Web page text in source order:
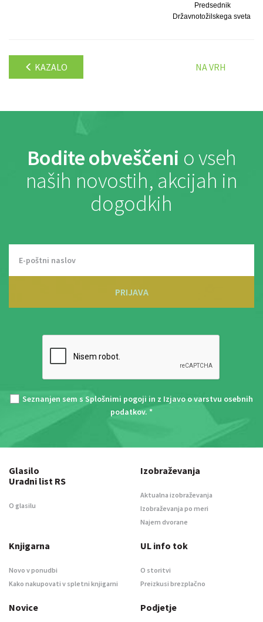
Predsednik
Državnotožilskega sveta
KAZALO NA VRH
Bodite obveščeni o vseh
naših novostih, akcijah in
dogodkih
PRIJAVA
Seznanjen sem s Splošnimi pogoji in z Izjavo o varstvu osebnih
podatkov. *
Glasilo
Uradni list RS
O glasilu
Izobraževanja
Aktualna izobraževanja
Izobraževanja po meri
Najem dvorane
Knjigarna
Novo v ponudbi
Kako nakupovati v spletni knjigarni
UL info tok
O storitvi
Preizkusi brezplačno
Novice Podjetje